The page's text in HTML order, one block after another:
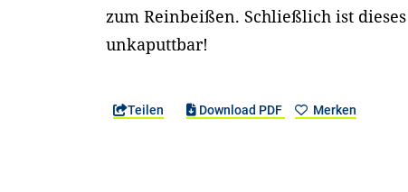
zum Reinbeißen. Schließlich ist
unkaputtbar!
Teilen Download PDF Merken